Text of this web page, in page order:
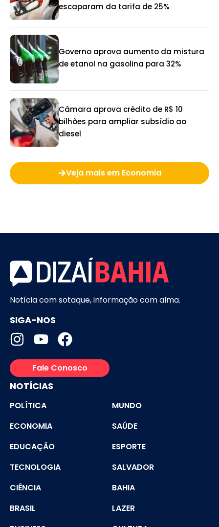
escaparam da tarifa de 25%
Governo aprova aumento da mistura
de etanol na gasolina para 32%
Câmara aprova crédito de R$ 10
bilhões para ampliar subsídio ao
diesel
Veja mais em Economia
Notícia com sotaque, informação com alma.
SIGA-NOS
Fale Conosco
NOTÍCIAS
POLÍTICA
MUNDO
ECONOMIA
SAÚDE
EDUCAÇÃO
ESPORTE
TECNOLOGIA
SALVADOR
CIÊNCIA
BAHIA
BRASIL
LAZER